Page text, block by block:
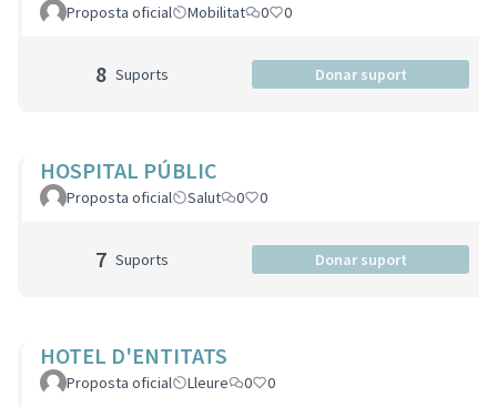
Proposta oficial Mobilitat 0 0
8 Suports Donar suport
HOSPITAL PÚBLIC
Proposta oficial Salut 0 0
7 Suports Donar suport
HOTEL D'ENTITATS
Proposta oficial Lleure 0 0